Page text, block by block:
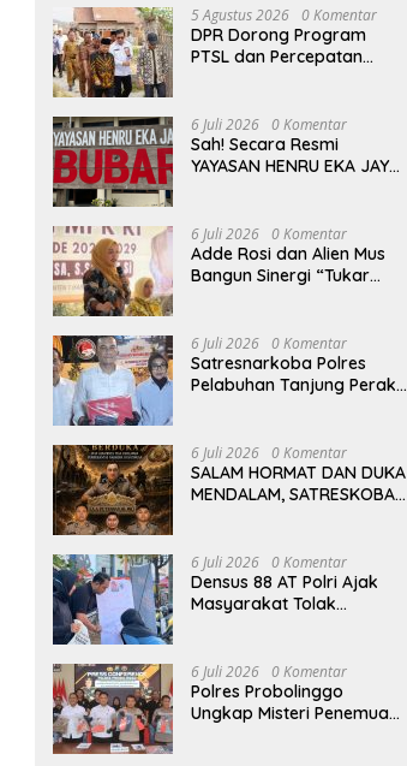
5 Agustus 2026 0 Komentar
DPR Dorong Program
PTSL dan Percepatan
6 Juli 2026 0 Komentar
Sah! Secara Resmi
YAYASAN HENRU EKA JAYA
6 Juli 2026 0 Komentar
Adde Rosi dan Alien Mus
Bangun Sinergi “Tukar
Perkuat Pendidikan dan
Pertanian
6 Juli 2026 0 Komentar
Satresnarkoba Polres
Pelabuhan Tanjung Perak
Kenjeran
6 Juli 2026 0 Komentar
SALAM HORMAT DAN DUKA
MENDALAM, SATRESKOBA
ATAS GUGURNYA TIGA
PAHLAWAN PEMBERANTAS
NARKOBA DI KATINGAN
6 Juli 2026 0 Komentar
Densus 88 AT Polri Ajak
Masyarakat Tolak
di Car Free Day Makassar
6 Juli 2026 0 Komentar
Polres Probolinggo
Ungkap Misteri Penemuan